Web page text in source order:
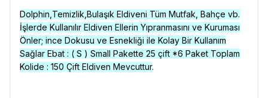
Dolphin,Temizlik,Bulaşık Eldiveni Tüm Mutfak, Bahçe vb.
İşlerde Kullanılır Eldiven Ellerin Yıpranmasını ve Kuruması
Önler; ince Dokusu ve Esnekliği ile Kolay Bir Kullanım
Sağlar Ebat : ( S ) Small Pakette 25 çift *6 Paket Toplam
Kolide : 150 Çift Eldiven Mevcuttur.